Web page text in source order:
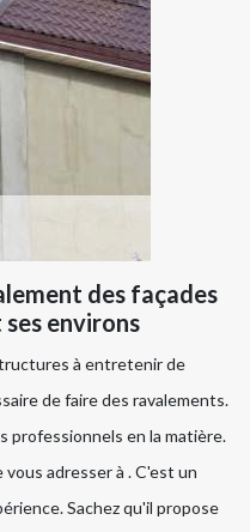
des façades
environs
à entretenir de
de faire des ravalements.
professionnels en la matière.
adresser à . C'est un
Sachez qu'il propose